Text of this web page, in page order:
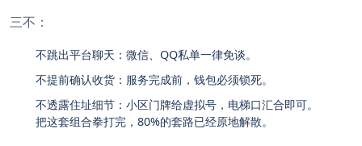
三不：
不跳出平台聊天：微信、QQ私单一律免谈。
不提前确认收货：服务完成前，钱包必须锁死。
不透露住址细节：小区门牌给虚拟号，电梯口汇合即可。
把这套组合拳打完，80%的套路已经原地解散。